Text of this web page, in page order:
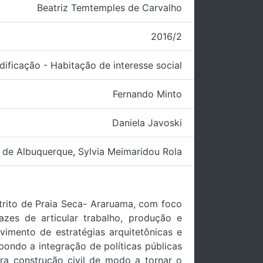
Beatriz Temtemples de Carvalho
2016/2
- Habitação de interesse social
Fernando Minto
Daniela Javoski
de Albuquerque, Sylvia Meimaridou Rola
de Praia Seca- Araruama, com foco
de articular trabalho, produção e
de estratégias arquitetônicas e
a integração de políticas públicas
construção civil de modo a tornar o